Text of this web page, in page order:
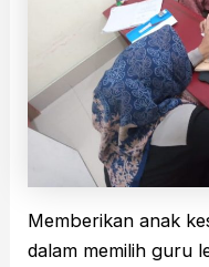
Memberikan anak
dalam memilih guru